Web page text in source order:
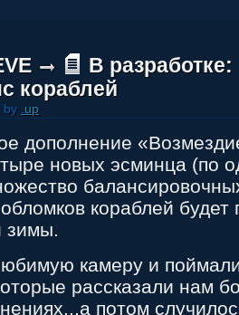
В
кораблей
by .up
дополнение
новых эсминца (по
кораблей будет
зимы.
камеру и поймали
рассказали нам
потом